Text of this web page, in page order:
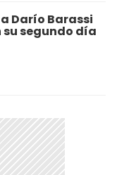
Darío Barassi
su segundo día